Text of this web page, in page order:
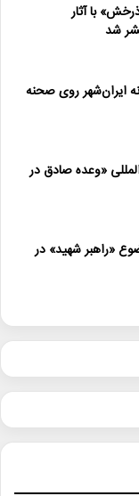
با آثار
شد
ایران‌شهر روی صحنه
«وعده صادق در
موضوع «راهبر شهید» در